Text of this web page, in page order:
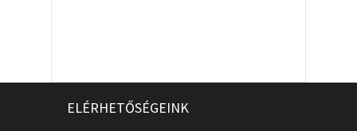
ELÉRHETŐSÉGEINK